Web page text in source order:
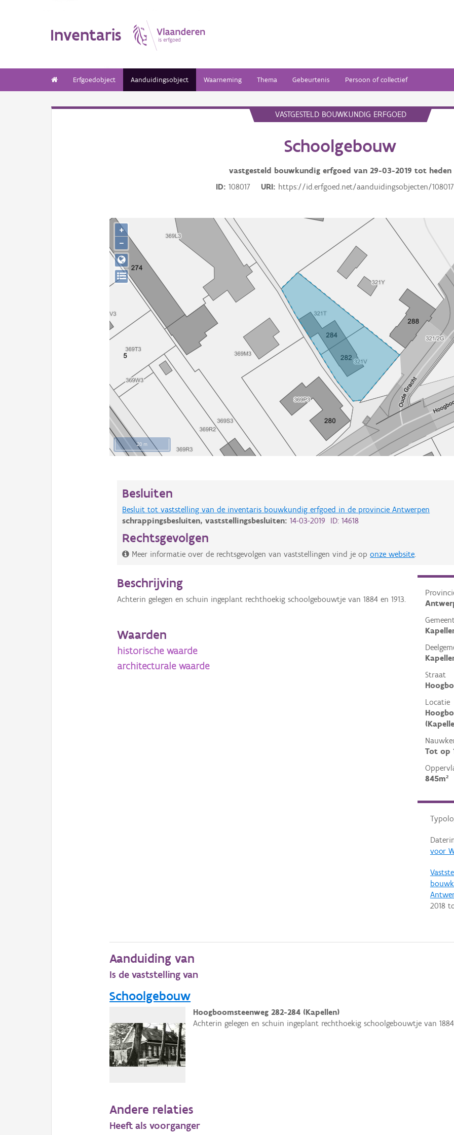
Inventaris
Erfgoedobject Aanduidingsobject Waarneming Thema Gebeurtenis Persoon of collectief
VASTGESTELD BOUWKUNDIG ERFGOED
Schoolgebouw
vastgesteld bouwkundig erfgoed van29-03-2019 tot heden
ID
108017 URI https://id.erfgoed.net/aanduidingsobjecten/108017
20 m
+
−
Besluiten
Besluit tot vaststelling van de inventaris bouwkundig erfgoed in de provincie Antwerpen
schrappingsbesluiten,vaststellingsbesluiten:14-03-2019 ID: 14618
Rechtsgevolgen
Meer informatie over de rechtsgevolgen van vaststellingen vind je oponze website.
Straat
Locatie
Tot op
845m²
voor
2018
Beschrijving
Achterin gelegen en schuin ingeplant rechthoekig schoolgebouwtje van 1884 en 1913.
Waarden
historische waarde
architecturale waarde
Aanduiding van
Is de vaststelling van
Schoolgebouw
Hoogboomsteenweg 282-284 (Kapellen)
Achterin gelegen en schuin ingeplant rechthoekig schoolgebouwtje van 1884
Andere relaties
Heeft als voorganger